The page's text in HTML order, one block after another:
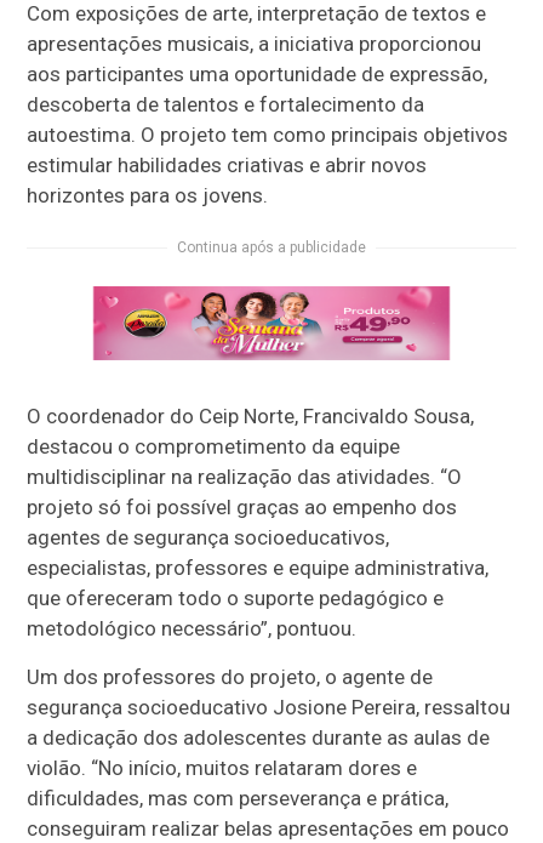
Com exposições de arte, interpretação de textos e
apresentações musicais, a iniciativa proporcionou
aos participantes uma oportunidade de expressão,
descoberta de talentos e fortalecimento da
autoestima. O projeto tem como principais objetivos
estimular habilidades criativas e abrir novos
horizontes para os jovens.
Continua após a publicidade
O coordenador do Ceip Norte, Francivaldo Sousa,
destacou o comprometimento da equipe
multidisciplinar na realização das atividades. “O
projeto só foi possível graças ao empenho dos
agentes de segurança socioeducativos,
especialistas, professores e equipe administrativa,
que ofereceram todo o suporte pedagógico e
metodológico necessário”, pontuou.
Um dos professores do projeto, o agente de
segurança socioeducativo Josione Pereira, ressaltou
a dedicação dos adolescentes durante as aulas de
violão. “No início, muitos relataram dores e
dificuldades, mas com perseverança e prática,
conseguiram realizar belas apresentações em pouco